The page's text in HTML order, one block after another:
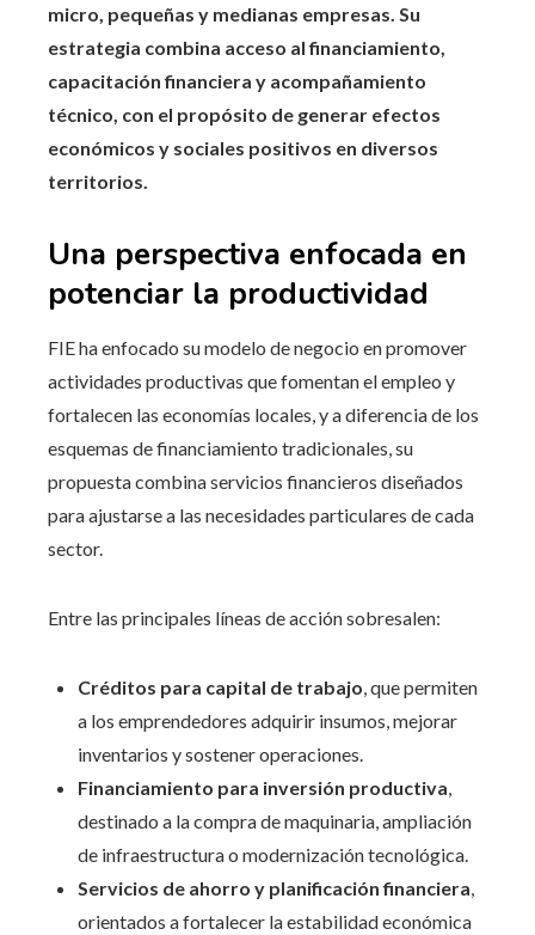
micro, pequeñas y medianas empresas. Su
estrategia combina acceso al financiamiento,
capacitación financiera y acompañamiento
técnico, con el propósito de generar efectos
económicos y sociales positivos en diversos
territorios.
Una perspectiva enfocada en
potenciar la productividad
FIE ha enfocado su modelo de negocio en promover
actividades productivas que fomentan el empleo y
fortalecen las economías locales, y a diferencia de los
esquemas de financiamiento tradicionales, su
propuesta combina servicios financieros diseñados
para ajustarse a las necesidades particulares de cada
sector.
Entre las principales líneas de acción sobresalen:
Créditos para capital de trabajo, que permiten
a los emprendedores adquirir insumos, mejorar
inventarios y sostener operaciones.
Financiamiento para inversión productiva,
destinado a la compra de maquinaria, ampliación
de infraestructura o modernización tecnológica.
Servicios de ahorro y planificación financiera,
orientados a fortalecer la estabilidad económica